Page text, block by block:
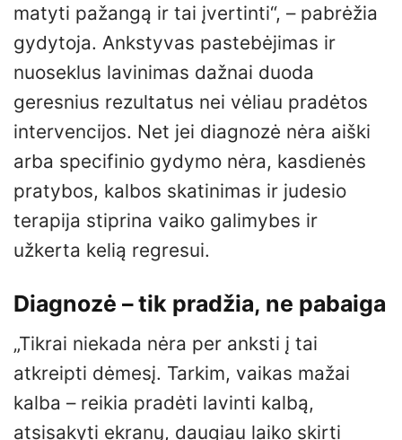
matyti pažangą ir tai įvertinti“, – pabrėžia
gydytoja. Ankstyvas pastebėjimas ir
nuoseklus lavinimas dažnai duoda
geresnius rezultatus nei vėliau pradėtos
intervencijos. Net jei diagnozė nėra aiški
arba specifinio gydymo nėra, kasdienės
pratybos, kalbos skatinimas ir judesio
terapija stiprina vaiko galimybes ir
užkerta kelią regresui.
Diagnozė – tik pradžia, ne pabaiga
„Tikrai niekada nėra per anksti į tai
atkreipti dėmesį. Tarkim, vaikas mažai
kalba – reikia pradėti lavinti kalbą,
atsisakyti ekranų, daugiau laiko skirti